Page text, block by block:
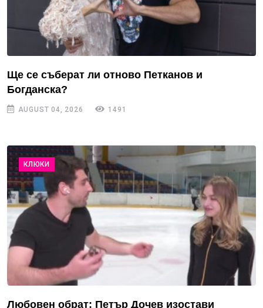
Ще се съберат ли отново Петканов и
Богданска?
AUGUST 04, 2026 1491
КЛЮКИ
Любовен обрат: Петър Дочев изостави